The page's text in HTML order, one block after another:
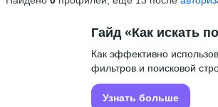
Гайд «Как искать
Как эффективно
фильтров и поисковой
Узнать больше